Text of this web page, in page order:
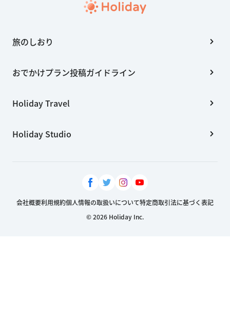
旅のしおり
おでかけプラン投稿ガイドライン
Holiday Travel
Holiday Studio
会社概要利用規約個人情報の取扱いについて特定商取引法に基づく表記
© 2026 Holiday Inc.